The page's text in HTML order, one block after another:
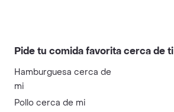
Pide tu comida favorita cerca de ti
Hamburguesa cerca de
mi
Pollo cerca de mi